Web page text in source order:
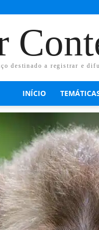
destinado a registrar e
INÍCIO